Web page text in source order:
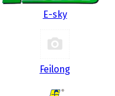
E-sky
Feilong